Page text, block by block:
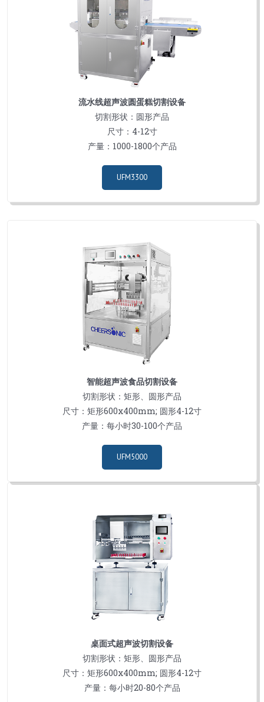
流水线超声波圆蛋糕切割设备
切割形状：圆形产品
尺寸：4-12寸
产量：1000-1800个产品
UFM3300
智能超声波食品切割设备
切割形状：矩形、圆形产品
尺寸：矩形600х400mm; 圆形4-12寸
产量：每小时30-100个产品
UFM5000
桌面式超声波切割设备
切割形状：矩形、圆形产品
尺寸：矩形600х400mm; 圆形4-12寸
产量：每小时20-80个产品